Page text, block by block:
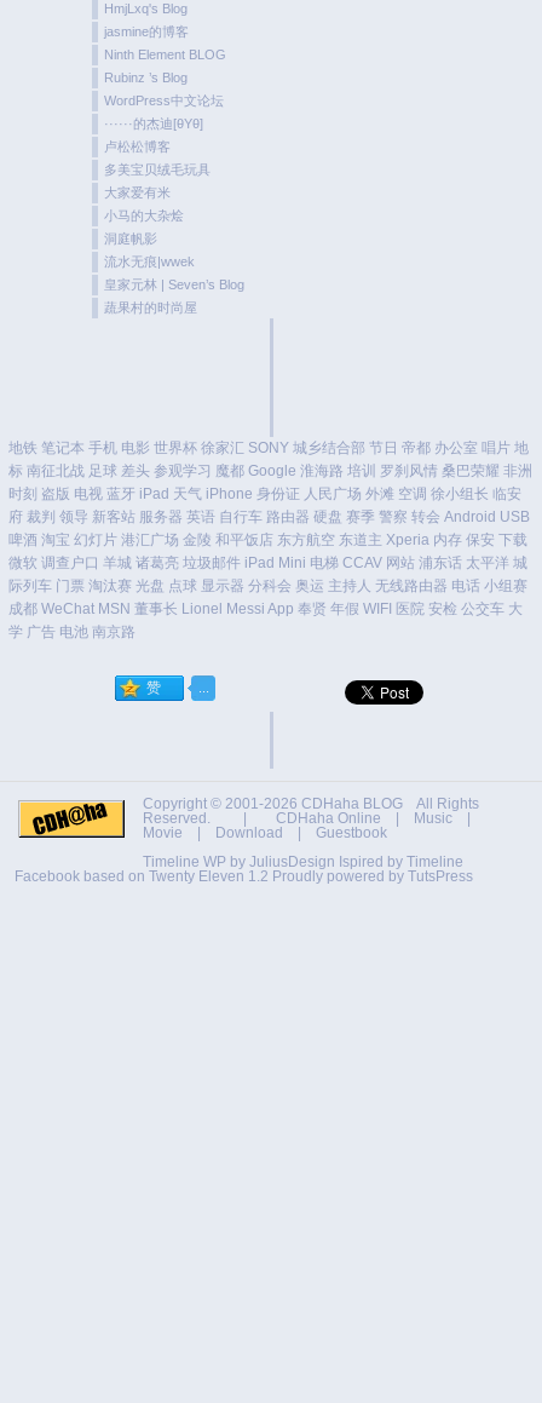
HmjLxq's Blog
jasmine的博客
Ninth Element BLOG
Rubinz ’s Blog
WordPress中文论坛
······的杰迪[θYθ]
卢松松博客
多美宝贝绒毛玩具
大家爱有米
小马的大杂烩
洞庭帆影
流水无痕|wwek
皇家元林 | Seven’s Blog
蔬果村的时尚屋
地铁 笔记本 手机 电影 世界杯 徐家汇 SONY 城乡结合部 节日 帝都 办公室 唱片 地
标 南征北战 足球 差头 参观学习 魔都 Google 淮海路 培训 罗刹风情 桑巴荣耀 非洲
时刻 盗版 电视 蓝牙 iPad 天气 iPhone 身份证 人民广场 外滩 空调 徐小组长 临安
府 裁判 领导 新客站 服务器 英语 自行车 路由器 硬盘 赛季 警察 转会 Android USB
啤酒 淘宝 幻灯片 港汇广场 金陵 和平饭店 东方航空 东道主 Xperia 内存 保安 下载
微软 调查户口 羊城 诸葛亮 垃圾邮件 iPad Mini 电梯 CCAV 网站 浦东话 太平洋 城
际列车 门票 淘汰赛 光盘 点球 显示器 分科会 奥运 主持人 无线路由器 电话 小组赛
成都 WeChat MSN 董事长 Lionel Messi App 奉贤 年假 WIFI 医院 安检 公交车 大
学 广告 电池 南京路
Copyright © 2001-2026 CDHaha BLOG All Rights
Reserved. | CDHaha Online Music
Movie
Download
Guestbook
Timeline WP by JuliusDesign Ispired by Timeline
Facebook based on Twenty Eleven 1.2 Proudly powered by TutsPress